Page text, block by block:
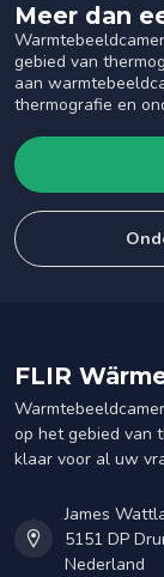
Meer dan
gebied van
aan
thermografie en
FLIR
op het gebied van
klaar voor al uw
James
5151 DP
Nederland